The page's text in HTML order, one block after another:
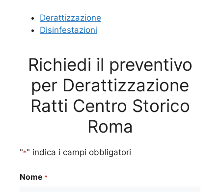
Derattizzazione
Disinfestazioni
Richiedi il preventivo
per Derattizzazione
Ratti Centro Storico
Roma
"*" indica i campi obbligatori
Nome *